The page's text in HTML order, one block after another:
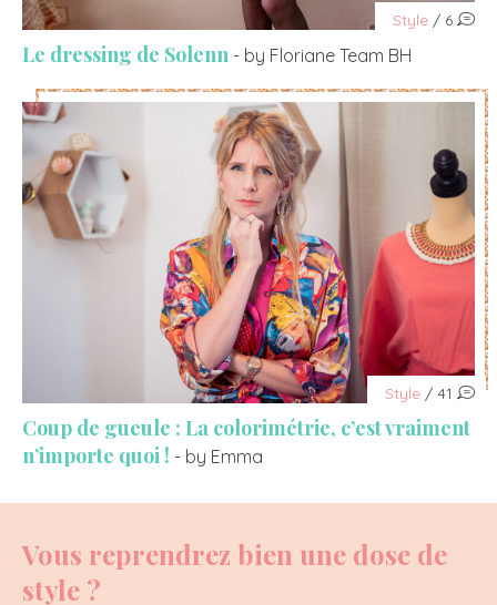
Style / 6
Le dressing de Solenn - by Floriane Team BH
Style / 41
Coup de gueule : La colorimétrie, c’est vraiment
n’importe quoi ! - by Emma
Vous reprendrez bien une dose de
style ?